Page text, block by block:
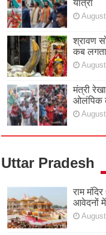
यात्रा
श्रावण
कब
मंत्री
ओलंपिक
Uttar Pradesh
राम
आवेदनों